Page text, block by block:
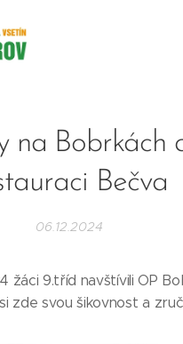
na Bobrkách
Bečva
06.12.2024
žáci 9.tříd navštívili OP
zde svou šikovnost a